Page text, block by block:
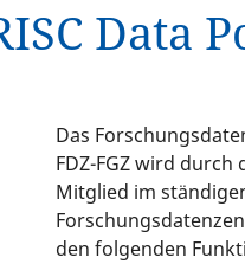
Data
Das
FDZ-FGZ wird
Mitglied im
den folgenden